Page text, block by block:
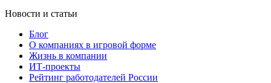
Новости и статьи
Блог
О компаниях в игровой форме
Жизнь в компании
ИТ-проекты
Рейтинг работодателей России